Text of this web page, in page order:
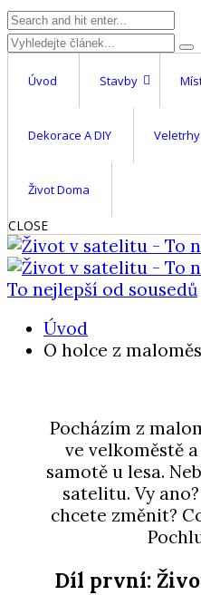
Úvod Stavby
Dekorace A DIY Veletrhy
Život Doma
CLOSE
To nejlepší od sousedů
Úvod
O holce z
Pocházím z
ve velkoměstě
samotě u lesa.
satelitu. Vy
chcete změnit?
Díl první: